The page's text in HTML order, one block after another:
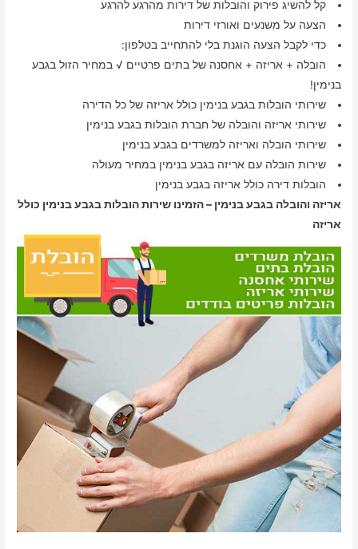
קל להשיג פירוק והובלות של דירות מהרגע להרגע
הצעה על משנעים ואורזי דירות
כדי לקבל הצעה הוגנת בלי להתחייב בטלפון:
הובלה + אריזה + אחסנה של בתים פרטיים √ במחיר הזול בגבע
בנימין!
שירותי הובלות בגבע בנימין כולל אריזה של כל הדירה
שירותי אריזה והובלה של חברת הובלות בגבע בנימין
שירותי הובלה ואריזה למשרדים בגבע בנימין
שירות הובלה עם אריזה בגבע בנימין במחיר מעולה
הובלות דירה כולל אריזה בגבע בנימין
אריזה והובלה בגבע בנימין – הזמינו שירות הובלות בגבע בנימין כולל
אריזה